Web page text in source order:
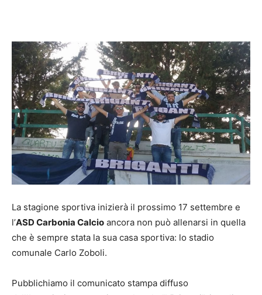
La stagione sportiva inizierà il prossimo 17 settembre e
l’ASD Carbonia Calcio ancora non può allenarsi in quella
che è sempre stata la sua casa sportiva: lo stadio
comunale Carlo Zoboli.
Pubblichiamo il comunicato stampa diffuso